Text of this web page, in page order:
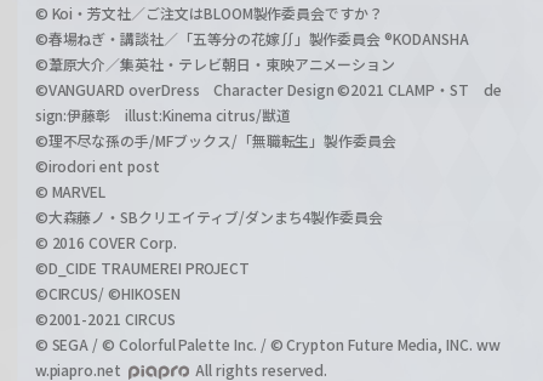
© Koi・芳文社／ご注文はBLOOM製作委員会ですか？
©春場ねぎ・講談社／「五等分の花嫁∬」製作委員会 ®KODANSHA
©葦原大介／集英社・テレビ朝日・東映アニメーション
©VANGUARD overDress Character Design ©2021 CLAMP・ST de
sign:伊藤彰 illust:Kinema citrus/獣道
©理不尽な孫の手/MFブックス/「無職転生」製作委員会
©irodori ent post
© MARVEL
©大森藤ノ・SBクリエイティブ/ダンまち4製作委員会
© 2016 COVER Corp.
©D_CIDE TRAUMEREI PROJECT
©CIRCUS/ ©HIKOSEN
©2001-2021 CIRCUS
© SEGA / © Colorful Palette Inc. / © Crypton Future Media, INC. ww
w.piapro.net
All rights reserved.